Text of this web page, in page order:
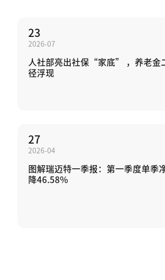
23
2026-07
人社部亮出社保“家底” ，养老金
径浮现
27
2026-04
图解瑞迈特一季报：第一季度单季
降46.58%